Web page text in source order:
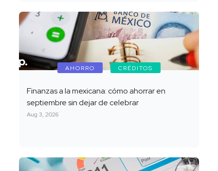
AHORRO CRÉDITOS
Finanzas a la mexicana: cómo ahorrar en
septiembre sin dejar de celebrar
Aug 3, 2026